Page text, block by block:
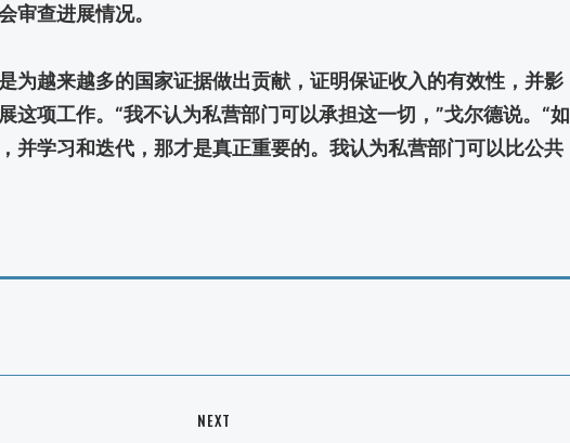
审查进展情况。
为越来越多的国家证据做出贡献，证明保证收入的有效性，并影
这项工作。“我不认为私营部门可以承担这一切，”戈尔德说。“如
并学习和迭代，那才是真正重要的。我认为私营部门可以比公共
NEXT